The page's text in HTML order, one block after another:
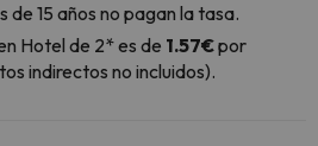
de 15 años no pagan la tasa.
Hotel de 2* es de 1.57€por
indirectos no incluidos).